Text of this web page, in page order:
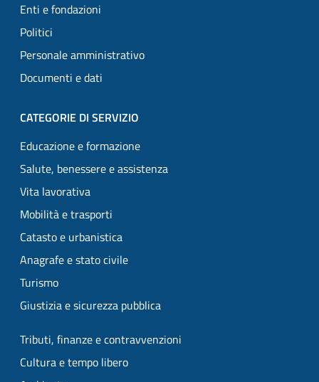
Enti e fondazioni
Politici
Personale amministrativo
Documenti e dati
CATEGORIE DI SERVIZIO
Educazione e formazione
Salute, benessere e assistenza
Vita lavorativa
Mobilità e trasporti
Catasto e urbanistica
Anagrafe e stato civile
Turismo
Giustizia e sicurezza pubblica
Tributi, finanze e contravvenzioni
Cultura e tempo libero